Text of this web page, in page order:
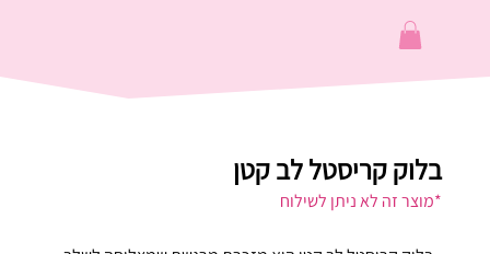
בלוק קריסטל לב קטן
*מוצר זה לא ניתן לשילוח